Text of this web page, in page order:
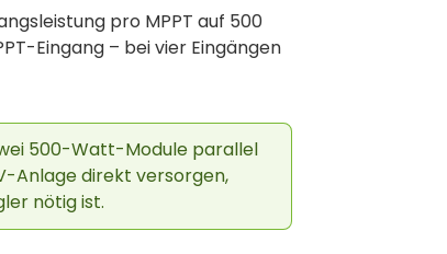
pro MPPT auf 500
Eingang – bei vier Eingängen
500-Watt-Module parallel
Anlage direkt versorgen,
nötig ist.